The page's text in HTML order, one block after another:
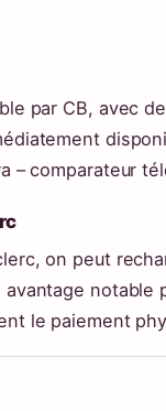
par CB, avec
– comparateur
on peut
avantage notable
le paiement